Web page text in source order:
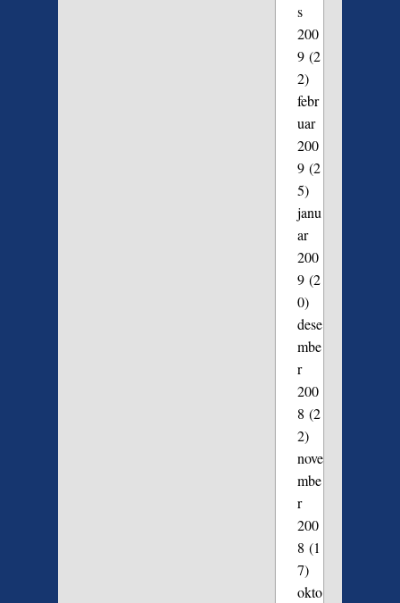
s
200
9(2
2)
febr
uar
200
9(2
5)
janu
ar
200
9(2
0)
dese
mbe
r
200
8 (2
2)
nove
mbe
r
200
8 (1
7)
okto